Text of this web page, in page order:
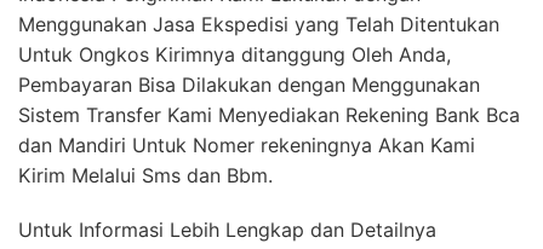
Menggunakan Jasa Ekspedisi yang Telah Ditentukan
Untuk Ongkos Kirimnya ditanggung Oleh Anda,
Pembayaran Bisa Dilakukan dengan Menggunakan
Sistem Transfer Kami Menyediakan Rekening Bank Bca
dan Mandiri Untuk Nomer rekeningnya Akan Kami
Kirim Melalui Sms dan Bbm.
Untuk Informasi Lebih Lengkap dan Detailnya